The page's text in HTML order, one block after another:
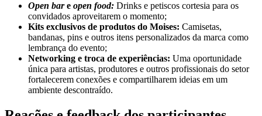
Open bare open food: Drinks e petiscos cortesia para os
convidados aproveitarem o momento;
Kits exclusivos de produtos do Moises: Camisetas,
bandanas, pins e outros itens personalizados da marca como
lembrança do evento;
Networking e troca de experiências: Uma oportunidade
única para artistas, produtores e outros profissionais do setor
fortalecerem conexões e compartilharem ideias em um
ambiente descontraído.